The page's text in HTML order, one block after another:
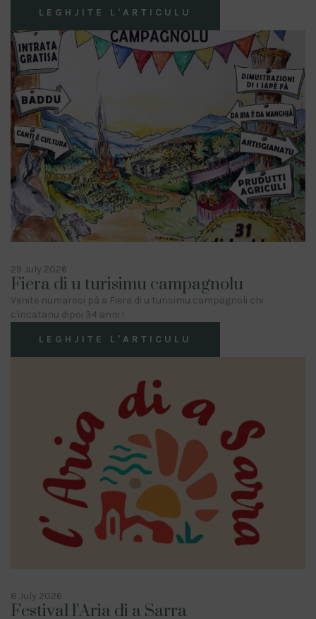
LEGHJITE L'ARTICULU
29 July 2026
Fiera di u turisimu campagnolu
Venite numarosi pà a Fiera di u turisimu campagnoli chi
c'incatanu dipoi 34 anni !
LEGHJITE L'ARTICULU
8 July 2026
Festival l’Aria di a Sarra